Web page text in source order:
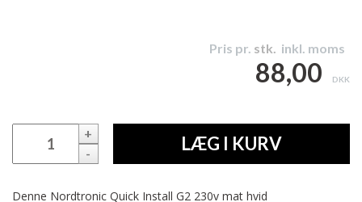
Pris pr. stk. inkl. moms
88,00 DKK
+
-
LÆG I KURV
Denne Nordtronic Quick Install G2 230v mat hvid